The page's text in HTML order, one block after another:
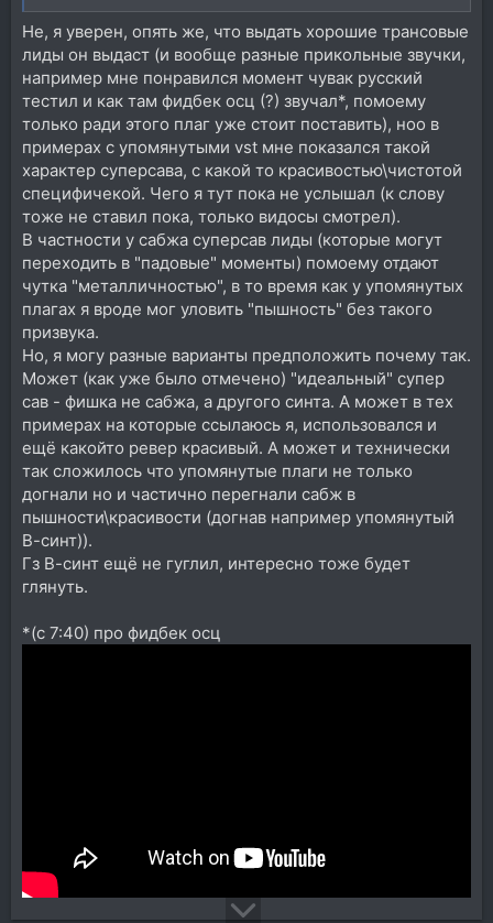
Не, я уверен, опять же, что выдать хорошие трансовые
лиды он выдаст (и вообще разные прикольные звучки,
например мне понравился момент чувак русский
тестил и как там фидбек осц (?) звучал*, помоему
только ради этого плаг уже стоит поставить), ноо в
примерах с упомянутыми vst мне показался такой
характер суперсава, с какой то красивостью\чистотой
специфичекой. Чего я тут пока не услышал (к слову
тоже не ставил пока, только видосы смотрел).
В частности у сабжа суперсав лиды (которые могут
переходить в "падовые" моменты) помоему отдают
чутка "металличностью", в то время как у упомянутых
плагах я вроде мог уловить "пышность" без такого
призвука.
Но, я могу разные варианты предположить почему так.
Может (как уже было отмечено) "идеальный" супер
сав - фишка не сабжа, а другого синта. А может в тех
примерах на которые ссылаюсь я, использовался и
ещё какойто ревер красивый. А может и технически
так сложилось что упомянутые плаги не только
догнали но и частично перегнали сабж в
пышности\красивости (догнав например упомянутый
В-синт)).
Гз В-синт ещё не гуглил, интересно тоже будет
глянуть.
*(с 7:40) про фидбек осц